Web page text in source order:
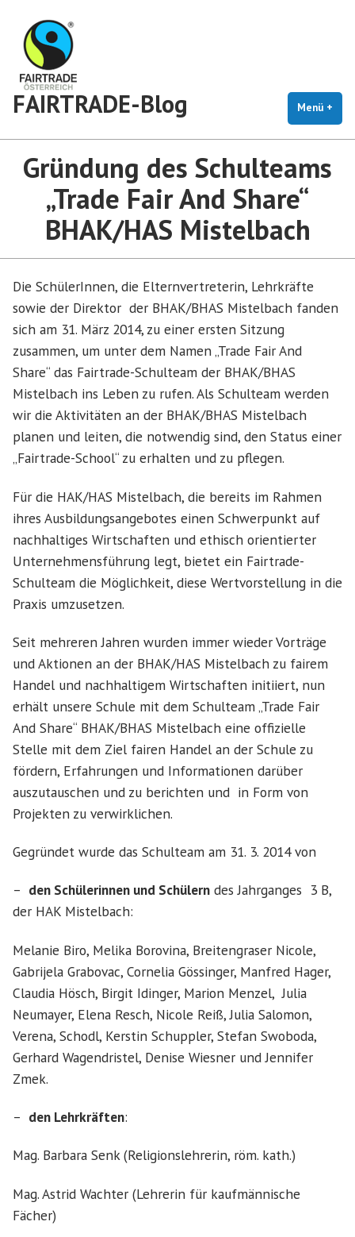
Inhalt
springen
FAIRTRADE-Blog Menü +
Gründung des Schulteams
„Trade Fair And Share“
BHAK/HAS Mistelbach
Die SchülerInnen, die Elternvertreterin, Lehrkräfte
sowie der Direktor der BHAK/BHAS Mistelbach fanden
sich am 31. März 2014, zu einer ersten Sitzung
zusammen, um unter dem Namen „Trade Fair And
Share“ das Fairtrade-Schulteam der BHAK/BHAS
Mistelbach ins Leben zu rufen. Als Schulteam werden
wir die Aktivitäten an der BHAK/BHAS Mistelbach
planen und leiten, die notwendig sind, den Status einer
„Fairtrade-School“ zu erhalten und zu pflegen.
Für die HAK/HAS Mistelbach, die bereits im Rahmen
ihres Ausbildungsangebotes einen Schwerpunkt auf
nachhaltiges Wirtschaften und ethisch orientierter
Unternehmensführung legt, bietet ein Fairtrade-
Schulteam die Möglichkeit, diese Wertvorstellung in die
Praxis umzusetzen.
Seit mehreren Jahren wurden immer wieder Vorträge
und Aktionen an der BHAK/HAS Mistelbach zu fairem
Handel und nachhaltigem Wirtschaften initiiert, nun
erhält unsere Schule mit dem Schulteam „Trade Fair
And Share“ BHAK/BHAS Mistelbach eine offizielle
Stelle mit dem Ziel fairen Handel an der Schule zu
fördern, Erfahrungen und Informationen darüber
auszutauschen und zu berichten und in Form von
Projekten zu verwirklichen.
Gegründet wurde das Schulteam am 31. 3. 2014 von
– den Schülerinnen und Schülern des Jahrganges 3 B,
der HAK Mistelbach:
Melanie Biro, Melika Borovina, Breitengraser Nicole,
Gabrijela Grabovac, Cornelia Gössinger, Manfred Hager,
Claudia Hösch, Birgit Idinger, Marion Menzel, Julia
Neumayer, Elena Resch, Nicole Reiß, Julia Salomon,
Verena, Schodl, Kerstin Schuppler, Stefan Swoboda,
Gerhard Wagendristel, Denise Wiesner und Jennifer
Zmek.
– den Lehrkräften:
Mag. Barbara Senk (Religionslehrerin, röm. kath.)
Mag. Astrid Wachter (Lehrerin für kaufmännische
Fächer)